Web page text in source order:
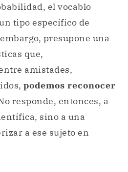
el vocablo
tipo específico de
presupone una
que,
amistades,
podemos reconocer
responde, entonces, a
sino a una
a ese sujeto en